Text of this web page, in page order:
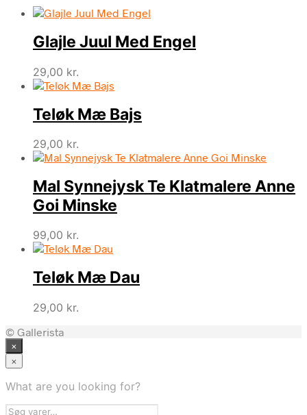
Glajle Juul Med Engel
29,00 kr.
Teløk Mæ Bajs
29,00 kr.
Mal Synnejysk Te Klatmalere Anne
Goi Minske
99,00 kr.
Teløk Mæ Dau
29,00 kr.
© Gallerista
×
×
What are you looking for?